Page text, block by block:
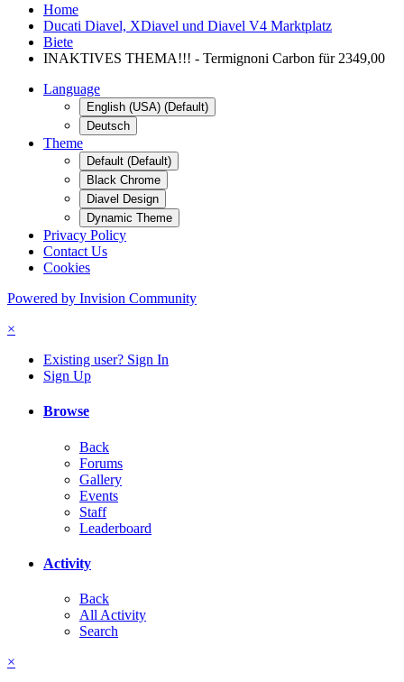
Home
Ducati Diavel, XDiavel und Diavel V4 Marktplatz
Biete
INAKTIVES THEMA!!! - Termignoni Carbon für 2349,00
Language
English (USA) (Default)
Deutsch
Theme
Default (Default)
Black Chrome
Diavel Design
Dynamic Theme
Privacy Policy
Contact Us
Cookies
Powered by Invision Community
×
Existing user? Sign In
Sign Up
Browse
Back
Forums
Gallery
Events
Staff
Leaderboard
Activity
Back
All Activity
Search
×